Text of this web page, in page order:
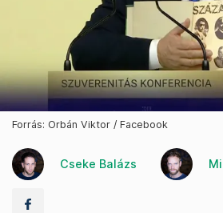
Forrás: Orbán Viktor / Facebook
Cseke Balázs